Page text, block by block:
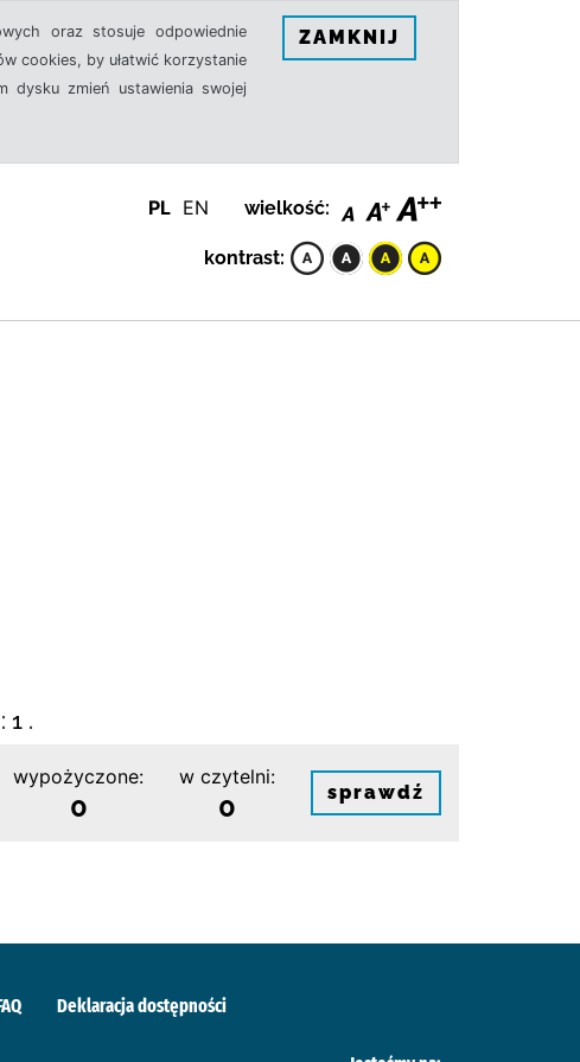
oraz stosuje odpowiednie
cookies, by ułatwić korzystanie
dysku zmień ustawienia swojej
ZAMKNIJ
PL EN wielkość:
kontrast:
.
wypożyczone:
0
w czytelni:
0 sprawdź
Deklaracja dostępności